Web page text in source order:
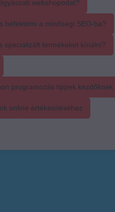
webshopodat?
befektetni a minőségi SEO-ba?
specializált termékeket kínálni?
programozás tippek kezdőknek
online értékesítéséhez